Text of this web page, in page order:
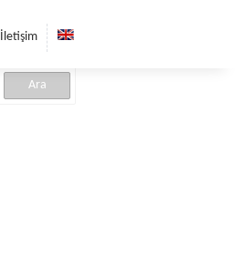
İletişim